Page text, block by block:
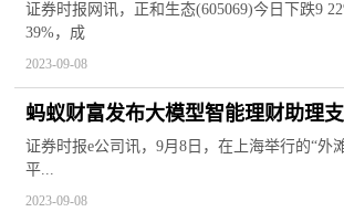
证券时报网讯，正和生态(605069)今日下跌9
39%，成
2023-09-08
蚂蚁财富发布大模型智能理财助理
证券时报e公司讯，9月8日，在上海举行的“外
平...
2023-09-08